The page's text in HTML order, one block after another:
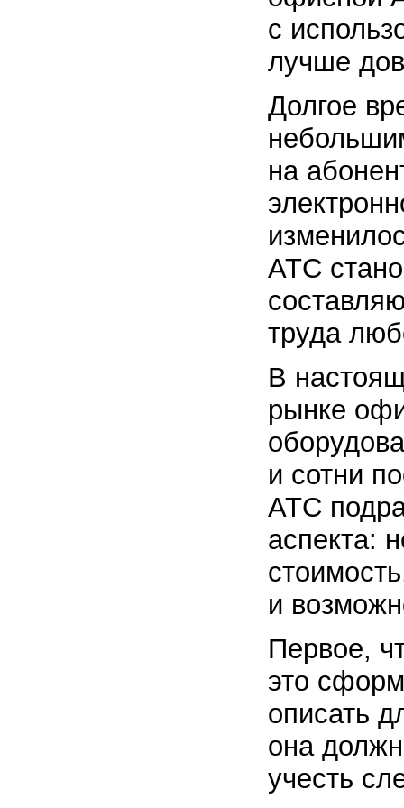
с
лучше
Долгое
на
АТС
труда
В
рынке
и сотни
АТС
аспекта:
и
Первое,
это
описать
она
учесть